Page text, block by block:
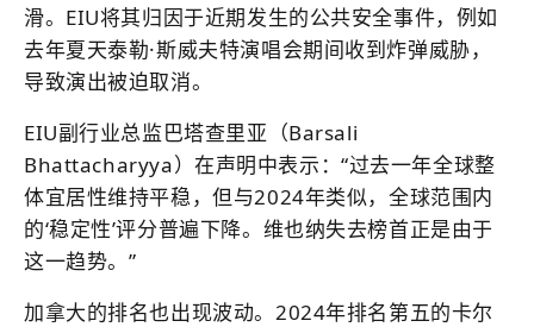
滑。EIU将其归因于近期发生的公共安全事件，例如
去年夏天泰勒·斯威夫特演唱会期间收到炸弹威胁，
导致演出被迫取消。
EIU副行业总监巴塔查里亚（Barsali
Bhattacharyya）在声明中表示：“过去一年全球整
体宜居性维持平稳，但与2024年类似，全球范围内
的‘稳定性’评分普遍下降。维也纳失去榜首正是由于
这一趋势。”
加拿大的排名也出现波动。2024年排名第五的卡尔